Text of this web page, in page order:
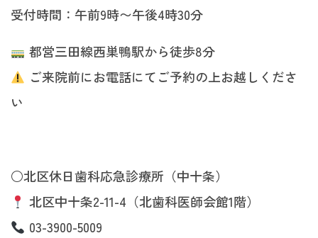
受付時間：午前9時〜午後4時30分
都営三田線西巣鴨駅から徒歩8分
ご来院前にお電話にてご予約の上お越しくださ
い
○北区休日歯科応急診療所（中十条）
北区中十条2-11-4（北歯科医師会館1階）
03-3900-5009